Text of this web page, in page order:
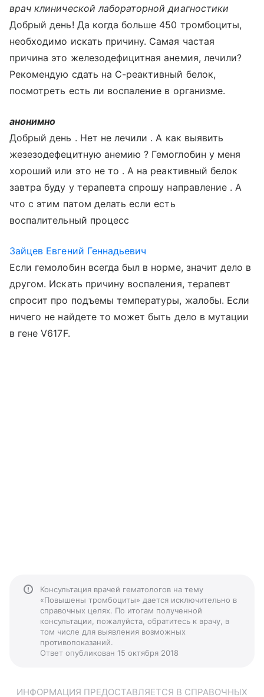
врач клинической лабораторной диагностики
Добрый день! Да когда больше 450 тромбоциты,
необходимо искать причину. Самая частая
причина это железодефицитная анемия, лечили?
Рекомендую сдать на С-реактивный белок,
посмотреть есть ли воспаление в организме.
анонимно
Добрый день . Нет не лечили . А как выявить
жезезодефецитную анемию ? Гемоглобин у меня
хороший или это не то . А на реактивный белок
завтра буду у терапевта спрошу направление . А
что с этим патом делать если есть
воспалительный процесс
Зайцев Евгений Геннадьевич
Если гемолобин всегда был в норме, значит дело в
другом. Искать причину воспаления, терапевт
спросит про подъемы температуры, жалобы. Если
ничего не найдете то может быть дело в мутации
в гене V617F.
Консультация врачей гематологов на тему
«Повышены тромбоциты» дается исключительно в
справочных целях. По итогам полученной
консультации, пожалуйста, обратитесь к врачу, в
том числе для выявления возможных
противопоказаний.
Ответ опубликован 15 октября 2018
ИНФОРМАЦИЯ ПРЕДОСТАВЛЯЕТСЯ В СПРАВОЧНЫХ